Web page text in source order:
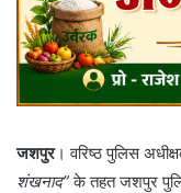
जशपुर। वरिष्ठ पुलिस
शंखनाद”के तहत जशपुर